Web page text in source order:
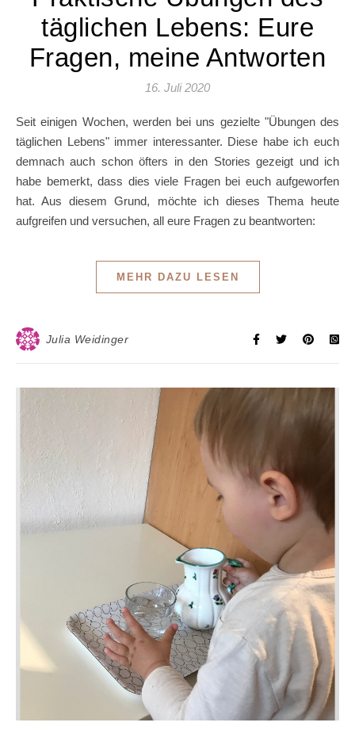
täglichen Lebens: Eure
Fragen, meine Antworten
16. Juli 2020
Seit einigen Wochen, werden bei uns gezielte "Übungen des
täglichen Lebens" immer interessanter. Diese habe ich euch
demnach auch schon öfters in den Stories gezeigt und ich
habe bemerkt, dass dies viele Fragen bei euch aufgeworfen
hat. Aus diesem Grund, möchte ich dieses Thema heute
aufgreifen und versuchen, all eure Fragen zu beantworten:
MEHR DAZU LESEN
Julia Weidinger